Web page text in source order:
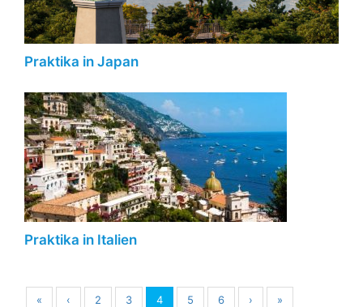
Praktika in Japan
Praktika in Italien
« ‹ 2 3 4 5 6 › »